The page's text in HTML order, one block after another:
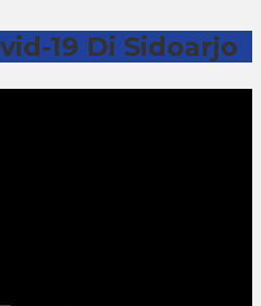
19 Di Sidoarjo